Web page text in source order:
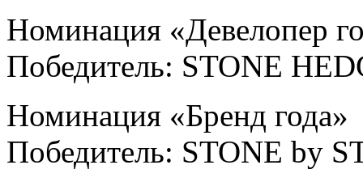
Номинация «Девелопер
Победитель: STONE
Номинация «Бренд года»
Победитель: STONE by